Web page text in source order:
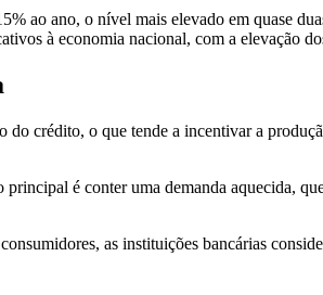
ao ano, o nível mais elevado em quase
à economia nacional, com a elevação
do crédito, o que tende a incentivar a
principal é conter uma demanda aquecida,
as instituições bancárias